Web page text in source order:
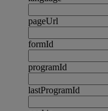
pageUrl
formId
programId
lastProgramId